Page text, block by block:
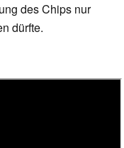
des Chips nur
dürfte.